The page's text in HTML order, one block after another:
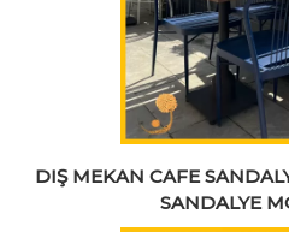
DIŞ MEKAN CAFE
SANDALYE